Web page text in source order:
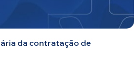
da contratação de